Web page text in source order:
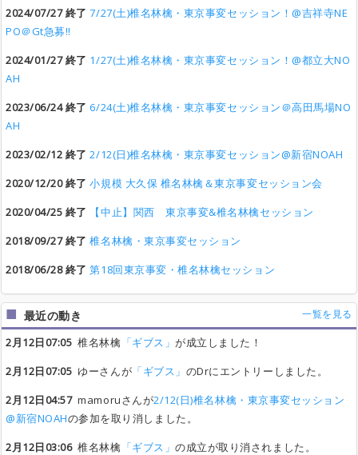
2024/07/27 終了 7/27(土)椎名林檎・東京事変セッション！@吉祥寺NE
PO＠Gt急募‼︎
2024/01/27 終了 1/27(土)椎名林檎・東京事変セッション！@都立大NO
AH
2023/06/24 終了 6/24(土)椎名林檎・東京事変セッション＠高田馬場NO
AH
2023/02/12 終了 2/12(日)椎名林檎・東京事変セッション@新宿NOAH
2020/12/20 終了 小規模 大久保 椎名林檎＆東京事変セッション会
2020/04/25 終了
【中止】関西 東京事変&椎名林檎セッション
2018/09/27 終了 椎名林檎・東京事変セッション
2018/06/28 終了 第18回東京事変・椎名林檎セッション
最近の動き 一覧を見る
2月12日07:05 椎名林檎 「ギブス」が成立しました！
2月12日07:05 ゆーさんが 「ギブス」 のDrにエントリーしました。
2月12日04:57mamoruさんが2/12(日)椎名林檎・東京事変セッション
@新宿NOAHの参加を取り消しました。
2月12日03:06椎名林檎 「ギブス」の成立が取り消されました。